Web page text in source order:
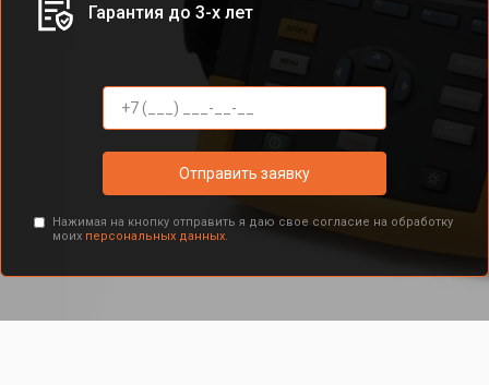
Гарантия до 3-х лет
Отправить заявку
Нажимая на кнопку отправить я даю свое согласие на обработку
моих персональных данных.